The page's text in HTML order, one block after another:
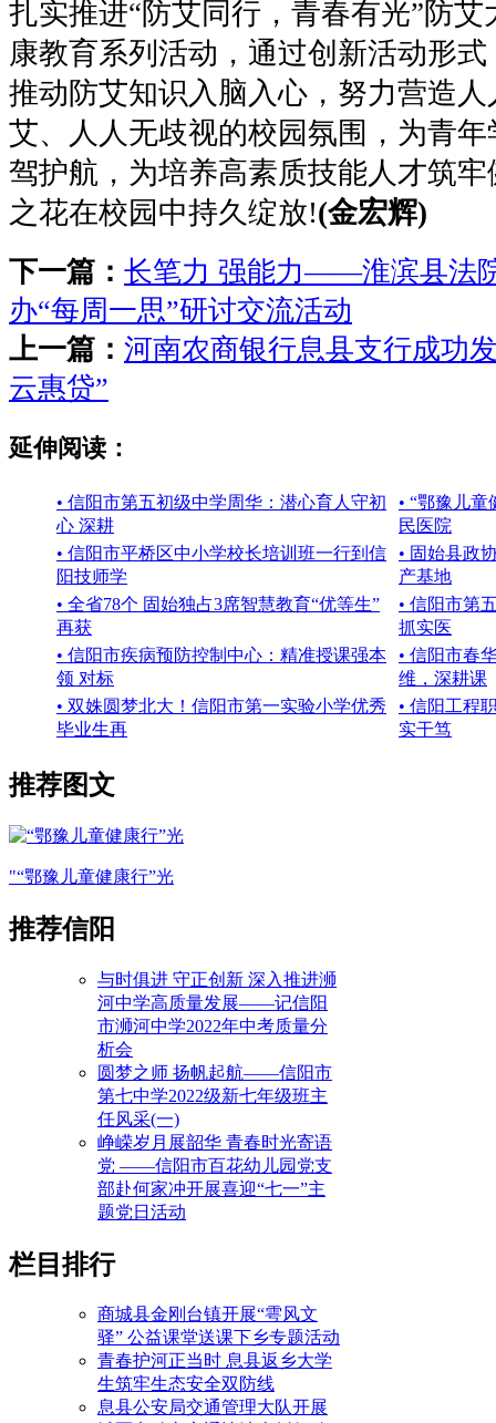
扎实推进“防艾同行，青春有光”防
康教育系列活动，通过创新活动形
推动防艾知识入脑入心，努力营造
艾、人人无歧视的校园氛围，为青
驾护航，为培养高素质技能人才筑
之花在校园中持久绽放!(金宏辉)
下一篇： 长笔力 强能力——淮滨县法
办“每周一思”研讨交流活动
上一篇： 河南农商银行息县支行成功
云惠贷”
延伸阅读：
• 信阳市第五初级中学周华：潜心育人守初
心 深耕
• “鄂豫儿
民医院
• 信阳市平桥区中小学校长培训班一行到信
阳技师学
• 固始县政
产基地
• 全省78个 固始独占3席智慧教育“优等生”
再获
• 信阳市第
抓实医
• 信阳市疾病预防控制中心：精准授课强本
领 对标
• 信阳市春
维，深耕课
• 双姝圆梦北大！信阳市第一实验小学优秀
毕业生再
• 信阳工程
实干笃
推荐图文
"“鄂豫儿童健康行”光
推荐信阳
与时俱进 守正创新 深入推进浉
河中学高质量发展——记信阳
市浉河中学2022年中考质量分
析会
圆梦之师 扬帆起航——信阳市
第七中学2022级新七年级班主
任风采(一)
峥嵘岁月展韶华 青春时光寄语
党 ——信阳市百花幼儿园党支
部赴何家冲开展喜迎“七一”主
题党日活动
栏目排行
商城县金刚台镇开展“雩风文
驿” 公益课堂送课下乡专题活动
青春护河正当时 息县返乡大学
生筑牢生态安全双防线
息县公安局交通管理大队开展